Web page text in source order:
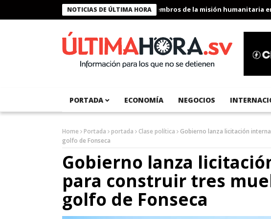
NOTICIAS DE ÚLTIMA HORA
Presidente Bukele condecora a miembros de la misión humanitaria
PORTADA ECONOMÍA NEGOCIOS
Home Portada portada Clase política
Gobierno lanza licitación
golfo de Fonseca
Gobierno lanza
para construir tres
golfo de Fonseca